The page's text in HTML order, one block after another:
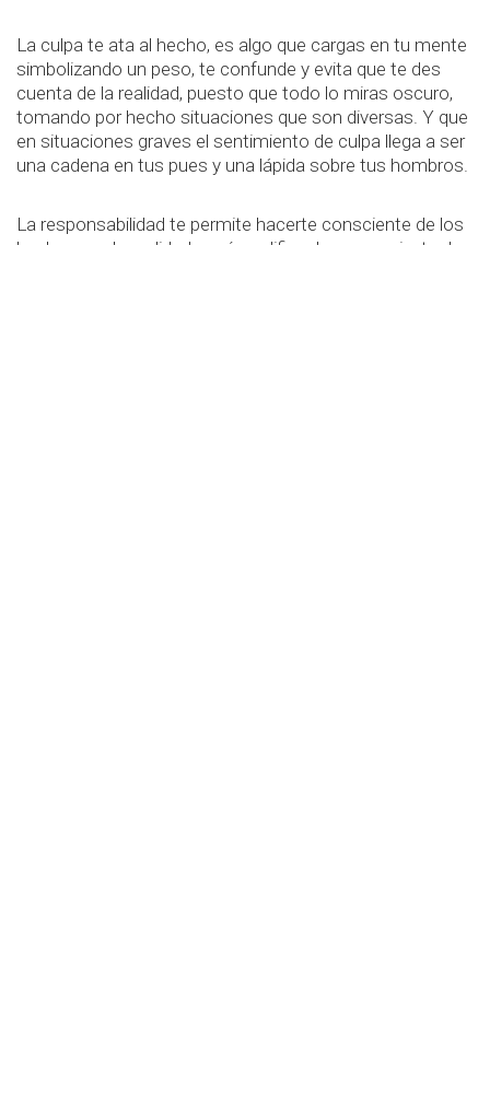
La culpa te ata al hecho, es algo que cargas en tu mente
simbolizando un peso, te confunde y evita que te des
cuenta de la realidad, puesto que todo lo miras oscuro,
tomando por hecho situaciones que son diversas. Y que
en situaciones graves el sentimiento de culpa llega a ser
una cadena en tus pues y una lápida sobre tus hombros.
La responsabilidad te permite hacerte consciente de los
hechos, ver la realidad y así modificar lo necesario, te da